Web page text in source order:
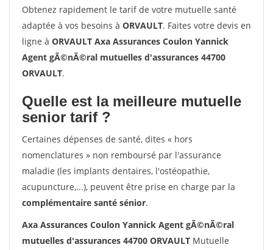
Obtenez rapidement le tarif de votre mutuelle santé
adaptée à vos besoins à ORVAULT. Faites votre devis en
ligne à ORVAULT Axa Assurances Coulon Yannick
Agent gÃ©nÃ©ral mutuelles d'assurances 44700
ORVAULT.
Quelle est la meilleure mutuelle
senior tarif ?
Certaines dépenses de santé, dites « hors
nomenclatures » non remboursé par l'assurance
maladie (les implants dentaires, l'ostéopathie,
acupuncture,...), peuvent être prise en charge par la
complémentaire santé sénior.
Axa Assurances Coulon Yannick Agent gÃ©nÃ©ral
mutuelles d'assurances 44700 ORVAULT Mutuelle